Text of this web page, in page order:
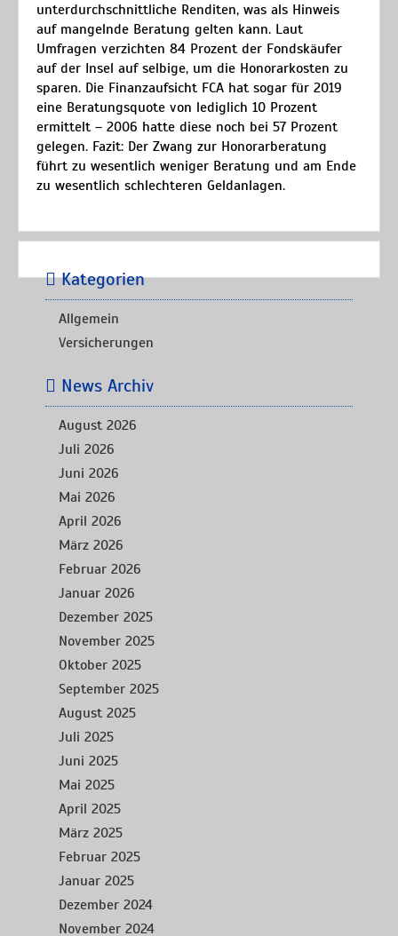
unterdurchschnittliche Renditen, was als Hinweis
auf mangelnde Beratung gelten kann. Laut
Umfragen verzichten 84 Prozent der Fondskäufer
auf der Insel auf selbige, um die Honorarkosten zu
sparen. Die Finanzaufsicht FCA hat sogar für 2019
eine Beratungsquote von lediglich 10 Prozent
ermittelt – 2006 hatte diese noch bei 57 Prozent
gelegen. Fazit: Der Zwang zur Honorarberatung
führt zu wesentlich weniger Beratung und am Ende
zu wesentlich schlechteren Geldanlagen.
Kategorien
Allgemein
Versicherungen
News Archiv
August 2026
Juli 2026
Juni 2026
Mai 2026
April 2026
März 2026
Februar 2026
Januar 2026
Dezember 2025
November 2025
Oktober 2025
September 2025
August 2025
Juli 2025
Juni 2025
Mai 2025
April 2025
März 2025
Februar 2025
Januar 2025
Dezember 2024
November 2024